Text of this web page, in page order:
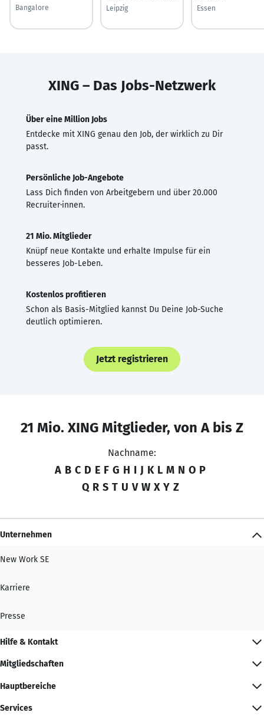
Bangalore
Leipzig
Essen
XING – Das Jobs-Netzwerk
Über eine Million Jobs
Entdecke mit XING genau den Job, der wirklich zu Dir
passt.
Persönliche Job-Angebote
Lass Dich finden von Arbeitgebern und über 20.000
Recruiter·innen.
21 Mio. Mitglieder
Knüpf neue Kontakte und erhalte Impulse für ein
besseres Job-Leben.
Kostenlos profitieren
Schon als Basis-Mitglied kannst Du Deine Job-Suche
deutlich optimieren.
Jetzt registrieren
21 Mio. XING Mitglieder, von A bis Z
Nachname:
A B C D E F G H I J K L M N O P
Q R S T U V W X Y Z
Unternehmen
New Work SE
Karriere
Presse
Hilfe & Kontakt
Mitgliedschaften
Hauptbereiche
Services